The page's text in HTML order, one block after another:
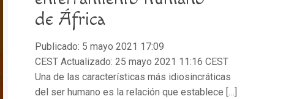
de África
Publicado: 5 mayo 2021 17:09
CEST Actualizado: 25 mayo 2021 11:16 CEST
Una de las características más idiosincráticas
del ser humano es la relación que establece […]